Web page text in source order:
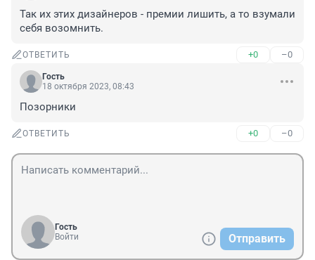
Так их этих дизайнеров - премии лишить, а то взумали
себя возомнить.
ОТВЕТИТЬ +0 –0
Гость
18 октября 2023, 08:43
Позорники
ОТВЕТИТЬ +0 –0
Гость
Войти
Отправить